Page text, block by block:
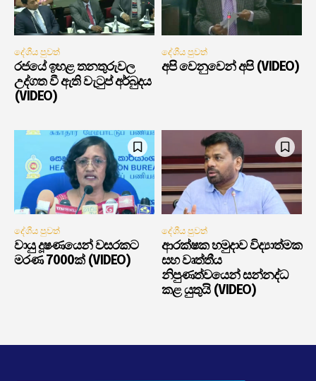
දේශීය පුවත්
රජයේ ඉහළ තනතුරුවල
උද්ගත වී ඇති වැටුප් අර්බුදය
(VIDEO)
දේශීය පුවත්
අපි වෙනුවෙන් අපි (VIDEO)
දේශීය පුවත්
වායු දූෂණයෙන් වසරකට
මරණ 7000ක් (VIDEO)
දේශීය පුවත්
ආරක්ෂක හමුදාව විද්‍යාත්මක
සහ වෘත්තීය
නිපුණත්වයෙන් සන්නද්ධ
කළ යුතුයි (VIDEO)